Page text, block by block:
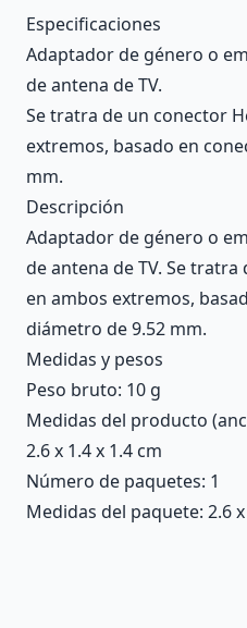
Description
Especificaciones
Adaptador de género o
de antena de TV.
Se tratra de un conector
extremos, basado en
mm.
Descripción
Adaptador de género o
de antena de TV. Se
en ambos extremos,
diámetro de 9.52 mm.
Medidas y pesos
Peso bruto: 10 g
Medidas del producto
2.6 x 1.4 x 1.4 cm
Número de paquetes: 1
Medidas del paquete: 2.6